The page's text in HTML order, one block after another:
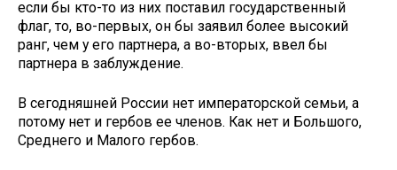
если бы кто-то из них поставил го­сударственный
флаг, то, во-первых, он бы заявил более высокий
ранг, чем у его партнера, а во-вторых, ввел бы
партнера в заблуждение.
В сегодняшней России нет импе­раторской семьи, а
потому нет и гер­бов ее членов. Как нет и Большого,
Среднего и Малого гербов.